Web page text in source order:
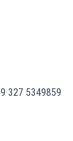
327 5349859